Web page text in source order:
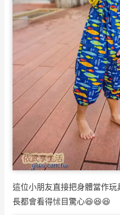
這位小朋友直接把身體當作
長都會看得怵目驚心😆😆😆